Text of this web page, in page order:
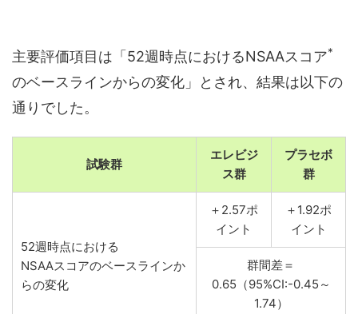
主要評価項目は「52週時点におけるNSAAスコア*
のベースラインからの変化」とされ、結果は以下の
通りでした。
試験群
エレビジ
ス群
プラセボ
群
52週時点における
NSAAスコアのベースラインか
らの変化
＋2.57ポ
イント
＋1.92ポ
イント
群間差＝
0.65（95%CI:-0.45～
1.74）